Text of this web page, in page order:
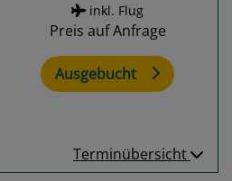
inkl. Flug
Preis auf Anfrage
Ausgebucht
Terminübersicht